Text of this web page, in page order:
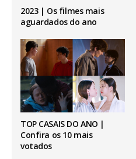
2023 | Os filmes mais
aguardados do ano
TOP CASAIS DO ANO |
Confira os 10 mais
votados